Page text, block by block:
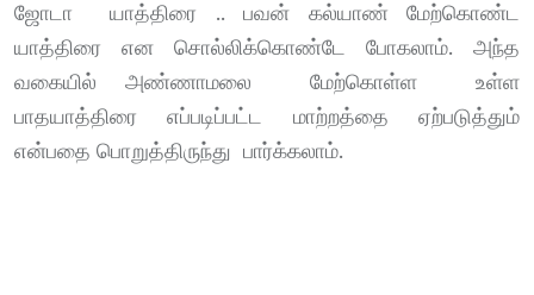
ஜோடா யாத்திரை .. பவன் கல்யாண் மேற்கொண்ட
யாத்திரை என சொல்லிக்கொண்டே போகலாம். அந்த
வகையில் அண்ணாமலை மேற்கொள்ள உள்ள
பாதயாத்திரை எப்படிப்பட்ட மாற்றத்தை ஏற்படுத்தும்
என்பதை பொறுத்திருந்து பார்க்கலாம்.